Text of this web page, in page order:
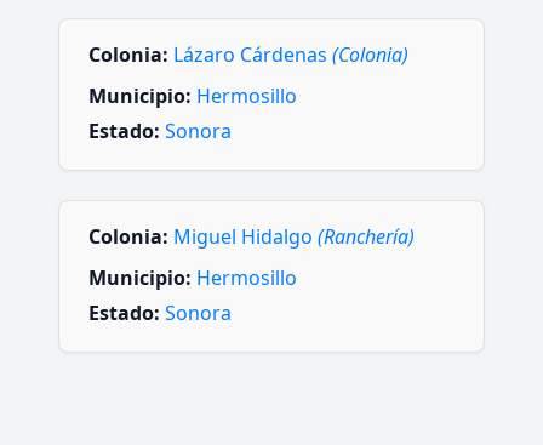
Colonia: Lázaro Cárdenas (Colonia)
Municipio: Hermosillo
Estado: Sonora
Colonia: Miguel Hidalgo (Ranchería)
Municipio: Hermosillo
Estado: Sonora